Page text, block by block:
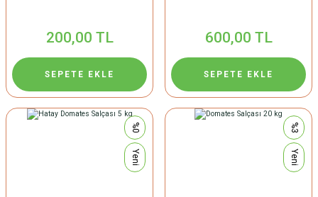
200,00 TL
SEPETE EKLE
600,00 TL
SEPETE EKLE
%0
Yeni
%3
Yeni